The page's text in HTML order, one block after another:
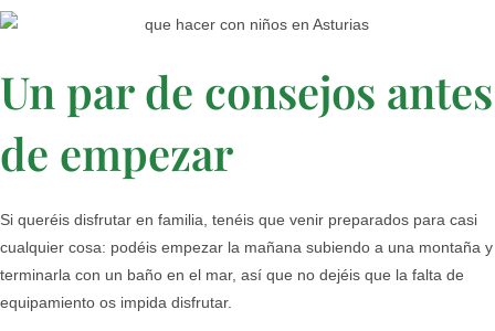
Un par de consejos antes
de empezar
Si queréis disfrutar en familia, tenéis que venir preparados para casi
cualquier cosa: podéis empezar la mañana subiendo a una montaña y
terminarla con un baño en el mar, así que no dejéis que la falta de
equipamiento os impida disfrutar.